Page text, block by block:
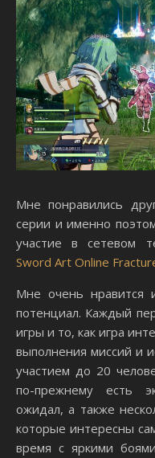
Мне понравились
серии и именно
участие в сетевом
Sword Art Online
Мне очень
потенциал. Каждый
игры и то, как игра
выполнения миссий и
участием до 20
по-прежнему есть
ожидал, а также
которые интересны
время с яркими